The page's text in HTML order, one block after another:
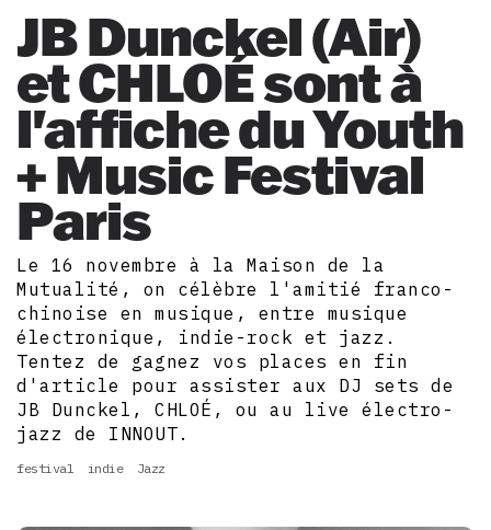
JB Dunckel (Air)
et CHLOÉ sont à
l'affiche du Youth
+ Music Festival
Paris
Le 16 novembre à la Maison de la
Mutualité, on célèbre l'amitié franco-
chinoise en musique, entre musique
électronique, indie-rock et jazz.
Tentez de gagnez vos places en fin
d'article pour assister aux DJ sets de
JB Dunckel, CHLOÉ, ou au live électro-
jazz de INNOUT.
festival indie Jazz